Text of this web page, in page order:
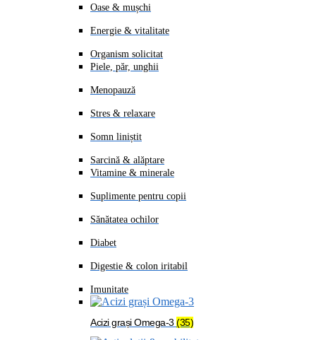
Oase & mușchi
Energie & vitalitate
Organism solicitat
Piele, păr, unghii
Menopauză
Stres & relaxare
Somn liniștit
Sarcină & alăptare
Vitamine & minerale
Suplimente pentru copii
Sănătatea ochilor
Diabet
Digestie & colon iritabil
Imunitate
Acizi grași Omega-3 (35)